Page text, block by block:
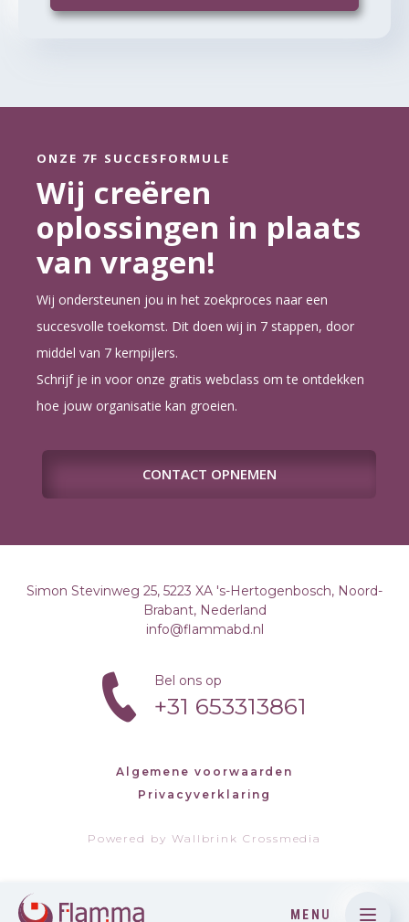
MENU
ONZE 7F SUCCESFORMULE
Wij creëren
oplossingen in plaats
van vragen!
Wij ondersteunen jou in het zoekproces naar een
succesvolle toekomst. Dit doen wij in 7 stappen, door
middel van 7 kernpijlers.
Schrijf je in voor onze gratis webclass om te ontdekken
hoe jouw organisatie kan groeien.
CONTACT OPNEMEN
Simon Stevinweg 25, 5223 XA 's-Hertogenbosch, Noord-
Brabant, Nederland
info@flammabd.nl
Bel ons op
+31 653313861
Algemene voorwaarden
Privacyverklaring
Powered by Wallbrink Crossmedia